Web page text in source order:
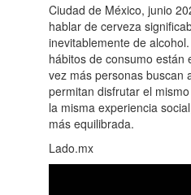
Ciudad de México, junio
hablar de cerveza
inevitablemente de
hábitos de consumo están
vez más personas buscan
permitan disfrutar el
la misma experiencia
más equilibrada.
Lado.mx